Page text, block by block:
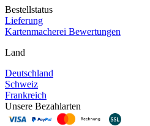
Bestellstatus
Lieferung
Kartenmacherei Bewertungen
Land
Deutschland
Schweiz
Frankreich
Unsere Bezahlarten